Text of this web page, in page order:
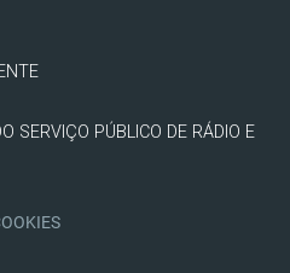
SERVIÇO PÚBLICO DE RÁDIO E